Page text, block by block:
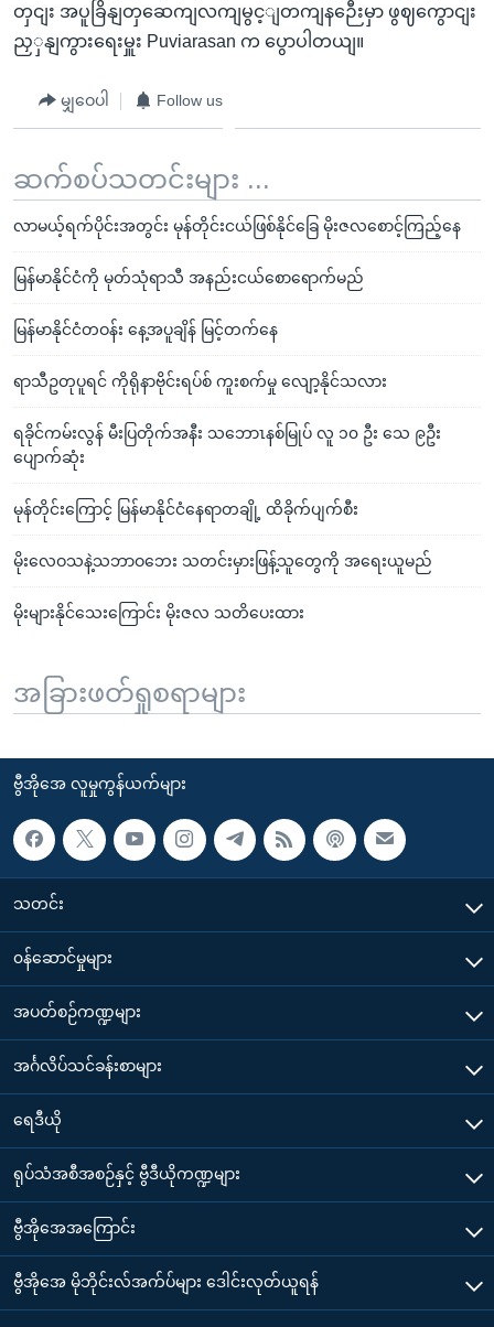
တှငျး အပူခြိနျတှဆေကျလကျမွင့ျတကျနဉေီးမှာ ဖွဈကွောငျး
ညှှနျကွားရေးမှူး Puviarasan က ပွောပါတယျ။
မျှဝေပါ Follow us
ဆက်စပ်သတင်းများ ...
လာမယ့်ရက်ပိုင်းအတွင်း မုန်တိုင်းငယ်ဖြစ်နိုင်ခြေ မိုးဇလစောင့်ကြည့်နေ
မြန်မာနိုင်ငံကို မုတ်သုံရာသီ အနည်းငယ်စောရောက်မည်
မြန်မာနိုင်ငံတဝန်း နေ့အပူချိန် မြင့်တက်နေ
ရာသီဥတုပူရင် ကိုရိုနာဗိုင်းရပ်စ် ကူးစက်မှု လျော့နိုင်သလား
ရခိုင်ကမ်းလွန် မီးပြတိုက်အနီး သဘောၤနစ်မြုပ် လူ ၁၀ ဦး သေ ၉ဦး
ပျောက်ဆုံး
မုန်တိုင်းကြောင့် မြန်မာနိုင်ငံနေရာတချို့ ထိခိုက်ပျက်စီး
မိုးလေဝသနဲ့သဘာဝဘေး သတင်းမှားဖြန့်သူတွေကို အရေးယူမည်
မိုးများနိုင်သေးကြောင်း မိုးဇလ သတိပေးထား
အခြားဖတ်ရှုစရာများ
ဗွီအိုအေ လူမှုကွန်ယက်များ
သတင်း
၀န်ဆောင်မှုများ
အပတ်စဉ်ကဏ္ဍများ
အင်္ဂလိပ်သင်ခန်းစာများ
ရေဒီယို
ရုပ်သံအစီအစဉ်နှင့် ဗွီဒီယိုကဏ္ဍများ
ဗွီအိုအေအကြောင်း
ဗွီအိုအေ မိုဘိုင်းလ်အက်ပ်များ ဒေါင်းလုတ်ယူရန်